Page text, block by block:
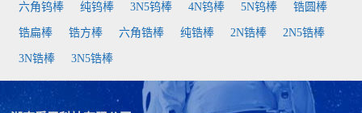
六角钨棒 纯钨棒 3N5钨棒 4N钨棒 5N钨棒 锆圆棒
锆扁棒 锆方棒 六角锆棒 纯锆棒 2N锆棒 2N5锆棒
3N锆棒 3N5锆棒